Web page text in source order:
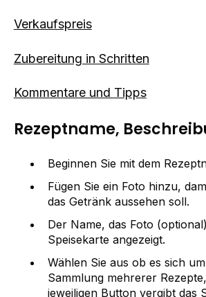
Verkaufspreis
Zubereitung in Schritten
Kommentare und Tipps
Rezeptname,
Beginnen Sie mit dem
Fügen Sie ein Foto hinzu,
das Getränk aussehen soll.
Der Name, das Foto
Speisekarte angezeigt.
Wählen Sie aus ob es sich
Sammlung mehrerer
jeweiligen Button vergibt das